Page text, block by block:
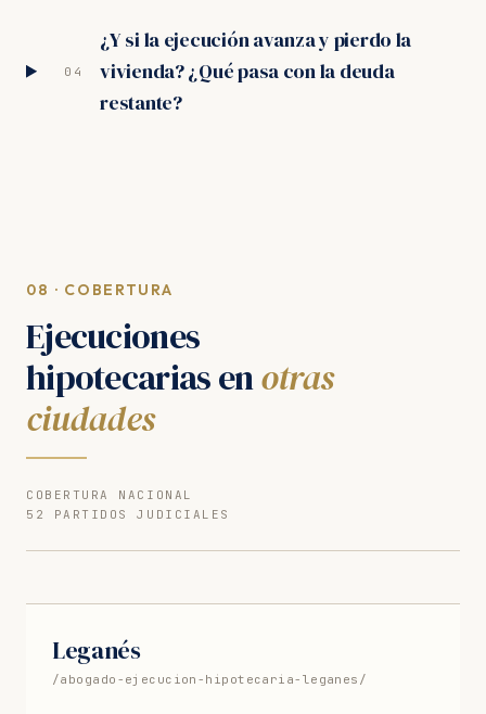
04
¿Y si la ejecución avanza y pierdo la
vivienda? ¿Qué pasa con la deuda
restante?
08 · COBERTURA
Ejecuciones
hipotecarias enotras
ciudades
COBERTURA NACIONAL
52 PARTIDOS JUDICIALES
Leganés
/abogado-ejecucion-hipotecaria-leganes/